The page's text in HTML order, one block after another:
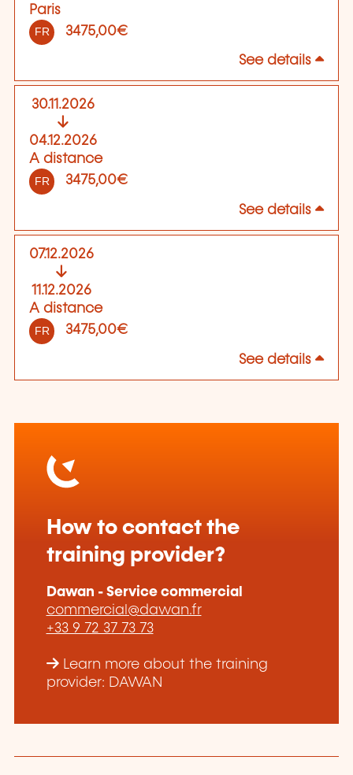
Paris
FR 3475,00€
See details
30.11.2026
04.12.2026
A distance
FR 3475,00€
See details
07.12.2026
11.12.2026
A distance
FR 3475,00€
See details
How to contact the
training provider?
Dawan - Service commercial
commercial@dawan.fr
+33 9 72 37 73 73
Learn more about the training
provider: DAWAN